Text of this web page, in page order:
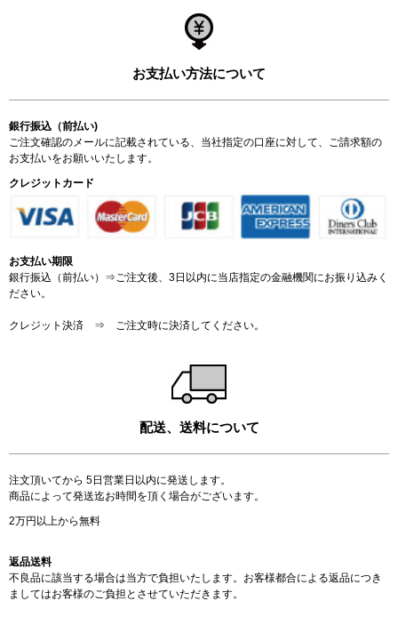
お支払い方法について
銀行振込（前払い)
ご注文確認のメールに記載されている、当社指定の口座に対して、ご請求額の
お支払いをお願いいたします。
クレジットカード
お支払い期限
銀行振込（前払い）⇒ご注文後、3日以内に当店指定の金融機関にお振り込みく
ださい。
クレジット決済 ⇒ ご注文時に決済してください。
配送、送料について
注文頂いてから 5日営業日以内に発送します。
商品によって発送迄お時間を頂く場合がございます。
2万円以上から無料
返品送料
不良品に該当する場合は当方で負担いたします。お客様都合による返品につき
ましてはお客様のご負担とさせていただきます。